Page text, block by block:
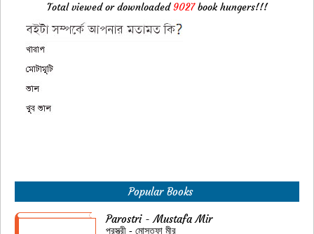
Total viewed or downloaded9027book hungers!!!
Popular Books
Parostri - Mustafa Mir
পরস্ত্রী - মোস্তফা মীর